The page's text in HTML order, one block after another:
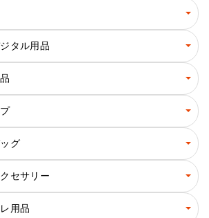
タル用品
グ
セサリー
用品